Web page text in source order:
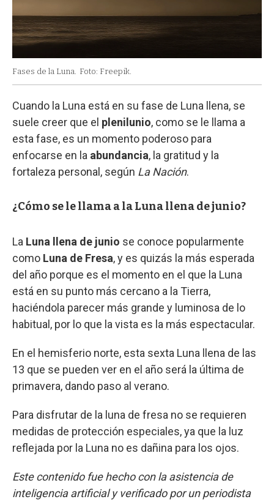
Fases de la Luna. Foto: Freepik.
Cuando la Luna está en su fase de Luna llena, se
suele creer que el plenilunio, como se le llama a
esta fase, es un momento poderoso para
enfocarse en la abundancia, la gratitud y la
fortaleza personal, según La Nación.
¿Cómo se le llama a la Luna llena de junio?
La Luna llena de junio se conoce popularmente
como Luna de Fresa, y es quizás la más esperada
del año porque es el momento en el que la Luna
está en su punto más cercano a la Tierra,
haciéndola parecer más grande y luminosa de lo
habitual, por lo que la vista es la más espectacular.
En el hemisferio norte, esta sexta Luna llena de las
13 que se pueden ver en el año será la última de
primavera, dando paso al verano.
Para disfrutar de la luna de fresa no se requieren
medidas de protección especiales, ya que la luz
reflejada por la Luna no es dañina para los ojos.
Este contenido fue hecho con la asistencia de
inteligencia artificial y verificado por un periodista